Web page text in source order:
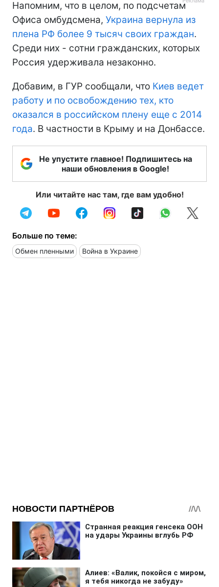
Напомним, что в целом, по подсчетам
Офиса омбудсмена, Украина вернула из
плена РФ более 9 тысяч своих граждан.
Среди них - сотни гражданских, которых
Россия удерживала незаконно.
Добавим, в ГУР сообщали, что Киев ведет
работу и по освобождению тех, кто
оказался в российском плену еще с 2014
года. В частности в Крыму и на Донбассе.
Не упустите главное! Подпишитесь на
наши обновления в Google!
Или читайте нас там, где вам удобно!
Больше по теме:
Обмен пленными Война в Украине